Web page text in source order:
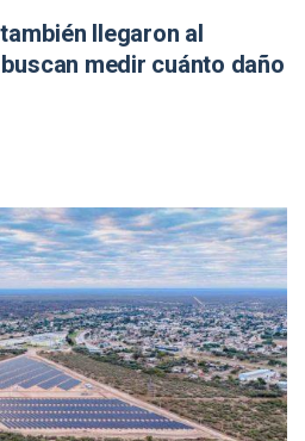
llegaron al
medir cuánto daño